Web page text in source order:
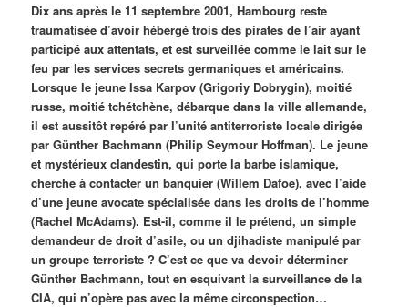
Dix ans après le 11 septembre 2001, Hambourg reste
traumatisée d’avoir hébergé trois des pirates de l’air ayant
participé aux attentats, et est surveillée comme le lait sur le
feu par les services secrets germaniques et américains.
Lorsque le jeune Issa Karpov (Grigoriy Dobrygin), moitié
russe, moitié tchétchène, débarque dans la ville allemande,
il est aussitôt repéré par l’unité antiterroriste locale dirigée
par Günther Bachmann (Philip Seymour Hoffman). Le jeune
et mystérieux clandestin, qui porte la barbe islamique,
cherche à contacter un banquier (Willem Dafoe), avec l’aide
d’une jeune avocate spécialisée dans les droits de l’homme
(Rachel McAdams). Est-il, comme il le prétend, un simple
demandeur de droit d’asile, ou un djihadiste manipulé par
un groupe terroriste ? C’est ce que va devoir déterminer
Günther Bachmann, tout en esquivant la surveillance de la
CIA, qui n’opère pas avec la même circonspection…